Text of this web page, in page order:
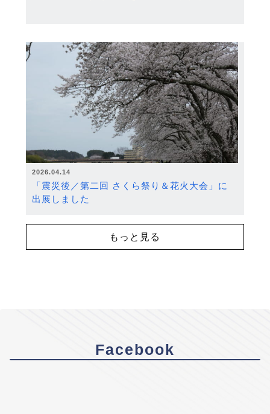
2026.04.14
「震災後／第二回 さくら祭り＆花火大会」に
出展しました
もっと見る
Facebook